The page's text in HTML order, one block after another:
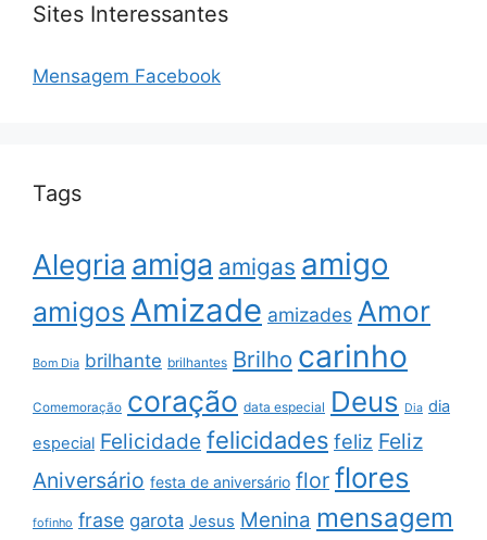
Sites Interessantes
Mensagem Facebook
Tags
Alegria amiga amigas amigo
amigos Amizade amizades Amor
Bom Dia brilhante brilhantes Brilho carinho
Comemoração coração data especial Deus Dia dia
especial Felicidade felicidades feliz Feliz
Aniversário festa de aniversário flor flores
fofinho frase garota Jesus Menina mensagem